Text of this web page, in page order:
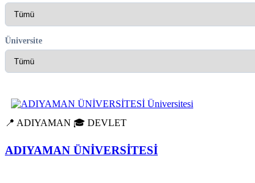
Üniversite
📍 ADIYAMAN 🎓 DEVLET
ADIYAMAN ÜNİVERSİTESİ